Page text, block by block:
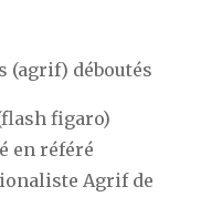
(agrif) déboutés
figaro)
en référé
Agrif de